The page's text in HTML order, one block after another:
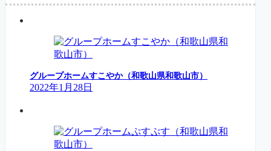
グループホームすこやか（和歌山県和歌山市）
2022年1月28日